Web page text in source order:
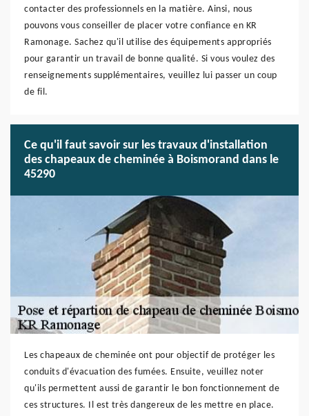
contacter des professionnels en la matière. Ainsi, nous
pouvons vous conseiller de placer votre confiance en KR
Ramonage. Sachez qu'il utilise des équipements appropriés
pour garantir un travail de bonne qualité. Si vous voulez des
renseignements supplémentaires, veuillez lui passer un coup
de fil.
Ce qu'il faut savoir sur les travaux d'installation
des chapeaux de cheminée à Boismorand dans le
45290
Les chapeaux de cheminée ont pour objectif de protéger les
conduits d'évacuation des fumées. Ensuite, veuillez noter
qu'ils permettent aussi de garantir le bon fonctionnement de
ces structures. Il est très dangereux de les mettre en place.